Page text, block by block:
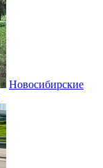
Новосибирские